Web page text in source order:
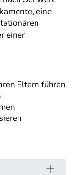
eine
einer
Eltern führen